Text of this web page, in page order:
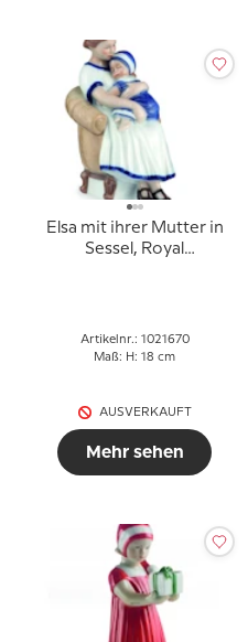
Elsa mit ihrer Mutter in
Sessel, Royal
Artikelnr.: 1021670
Maß: H: 18 cm
AUSVERKAUFT
Mehr sehen